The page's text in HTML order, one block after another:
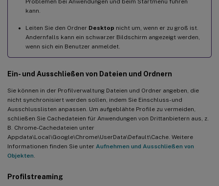
kann.
Leiten Sie den Ordner Desktop nicht um, wenn er zu groß ist.
Andernfalls kann ein schwarzer Bildschirm angezeigt werden,
wenn sich ein Benutzer anmeldet.
Ein- und Ausschließen von Dateien und Ordnern
Sie können in der Profilverwaltung Dateien und Ordner angeben, die
nicht synchronisiert werden sollen, indem Sie Einschluss- und
Ausschlusslisten anpassen. Um aufgeblähte Profile zu vermeiden,
schließen Sie Cachedateien für Anwendungen von Drittanbietern aus, z.
B. Chrome-Cachedateien unter
Appdata\Local\Google\Chrome\UserData\Default\Cache. Weitere
Informationen finden Sie unter Aufnehmen und Ausschließen von
Objekten
Profilstreaming